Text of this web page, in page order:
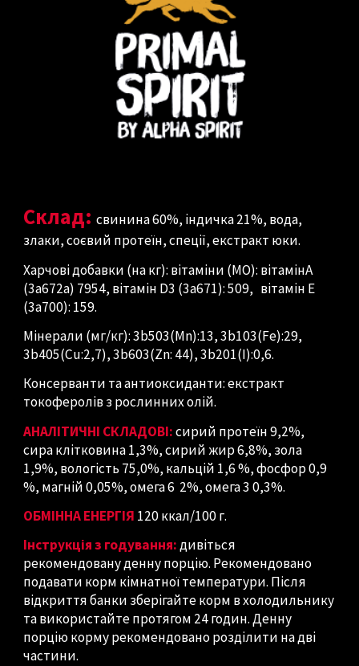
Склад: свинина 60%, індичка 21%, вода,
злаки, соєвий протеїн, спеції, екстракт юки.
Харчові добавки (на кг): вітаміни (МО): вітамінA
(3a672a) 7954, вітамін D3 (3a671): 509, вітамін E
(3a700): 159.
Мінерали (мг/кг): 3b503(Mn):13, 3b103(Fe):29,
3b405(Cu:2,7), 3b603(Zn: 44), 3b201(I):0,6.
Консерванти та антиоксиданти: екстракт
токоферолів з рослинних олій.
АНАЛІТИЧНІ СКЛАДОВІ: сирий протеїн 9,2%,
сираклітковина1,3%, сирий жир 6,8%, зола
1,9%, вологість 75,0%,кальцій 1,6 %, фосфор 0,9
%, магній 0,05%, омега 6 2%, омега 3 0,3%.
ОБМІННА ЕНЕРГІЯ 120 ккал/100 г.
Інструкція з годування:дивіться
рекомендовану денну порцію. Рекомендовано
подавати корм кімнатної температури. Після
відкриття банки зберігайте корм в холодильнику
та використайте протягом 24 годин. Денну
порцію корму рекомендовано розділити на дві
частини.